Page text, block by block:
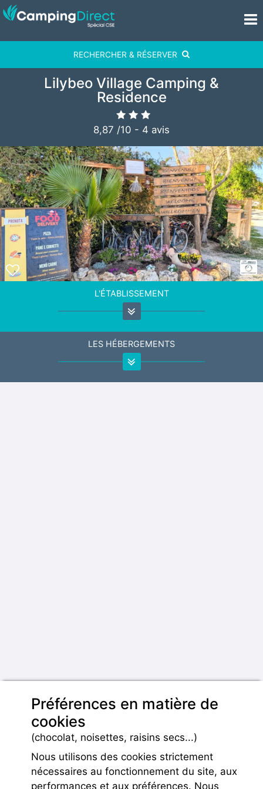
RECHERCHER & RÉSERVER
Lilybeo Village Camping &
Residence
8,87 /10 - 4 avis
L'ÉTABLISSEMENT
LES HÉBERGEMENTS
Préférences en matière de
cookies
(chocolat, noisettes, raisins secs...)
Nous utilisons des cookies strictement
nécessaires au fonctionnement du site, aux
performances et aux préférences. Nous